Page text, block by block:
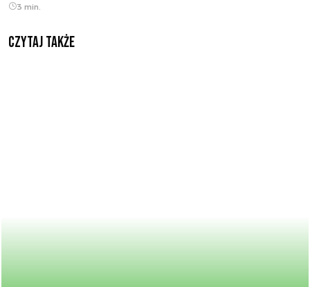
3 min.
Czytaj także